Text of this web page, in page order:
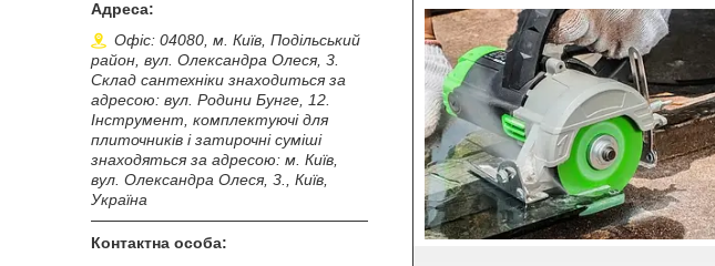
Офіс: 04080, м. Київ, Подільський
район, вул. Олександра Олеся, 3.
Склад сантехніки знаходиться за
адресою: вул. Родини Бунге, 12.
Інструмент, комплектуючі для
плиточників і затирочні суміші
знаходяться за адресою: м. Київ,
вул. Олександра Олеся, 3., Київ,
Україна